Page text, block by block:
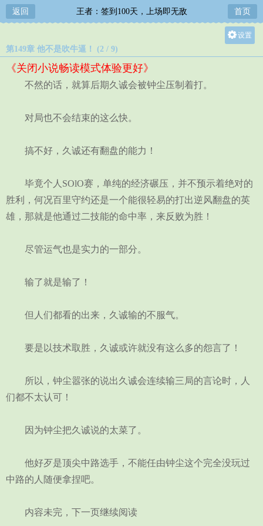
返回 王者：签到100天，上场即无敌 首页
设置
第149章 他不是吹牛逼！ (2 / 9)
《关闭小说畅读模式体验更好》
不然的话，就算后期久诚会被钟尘压制着打。
对局也不会结束的这么快。
搞不好，久诚还有翻盘的能力！
毕竟个人SOlO赛，单纯的经济碾压，并不预示着绝对的
胜利，何况百里守约还是一个能很轻易的打出逆风翻盘的英
雄，那就是他通过二技能的命中率，来反败为胜！
尽管运气也是实力的一部分。
输了就是输了！
但人们都看的出来，久诚输的不服气。
要是以技术取胜，久诚或许就没有这么多的怨言了！
所以，钟尘嚣张的说出久诚会连续输三局的言论时，人
们都不太认可！
因为钟尘把久诚说的太菜了。
他好歹是顶尖中路选手，不能任由钟尘这个完全没玩过
中路的人随便拿捏吧。
内容未完，下一页继续阅读